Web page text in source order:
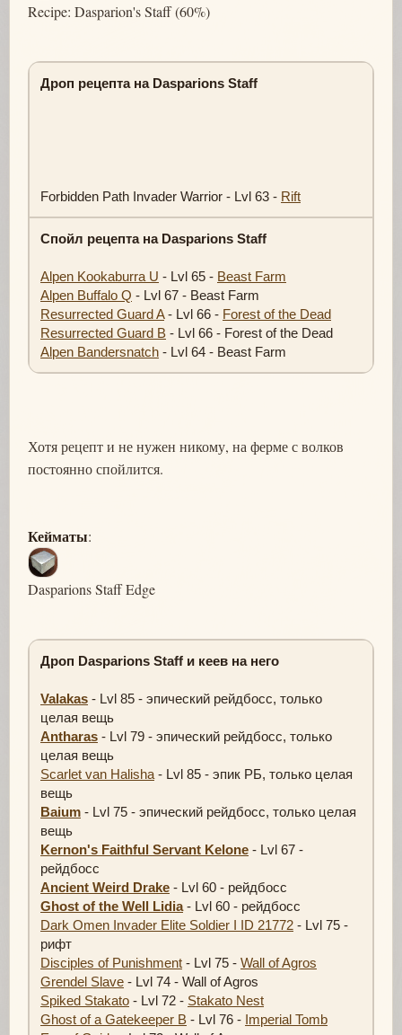
Recipe: Dasparion's Staff (60%)
Дроп рецепта на Dasparions Staff
Forbidden Path Invader Warrior - Lvl 63 - Rift
Спойл рецепта на Dasparions Staff
Alpen Kookaburra U - Lvl 65 - Beast Farm
Alpen Buffalo Q - Lvl 67 - Beast Farm
Resurrected Guard A- Lvl 66 - Forest of the Dead
Resurrected Guard B - Lvl 66 - Forest of the Dead
Alpen Bandersnatch - Lvl 64 - Beast Farm
Хотя рецепт и не нужен никому, на ферме с волков
постоянно спойлится.
Кейматы:
Dasparions Staff Edge
Дроп Dasparions Staff и кеев на него
Valakas - Lvl 85 - эпический рейдбосс, только
целая вещь
Antharas - Lvl 79 - эпический рейдбосс, только
целая вещь
Scarlet van Halisha - Lvl 85 - эпик РБ, только целая
вещь
Baium - Lvl 75 - эпический рейдбосс, только целая
вещь
Kernon's Faithful Servant Kelone - Lvl 67 -
рейдбосс
Ancient Weird Drake - Lvl 60 - рейдбосс
Ghost of the Well Lidia- Lvl 60 - рейдбосс
Dark Omen Invader Elite Soldier I ID 21772 - Lvl 75 -
рифт
Disciples of Punishment - Lvl 75 - Wall of Agros
Grendel Slave - Lvl 74 - Wall of Agros
Spiked Stakato - Lvl 72 - Stakato Nest
Ghost of a Gatekeeper B - Lvl 76 - Imperial Tomb